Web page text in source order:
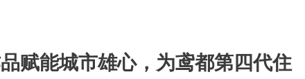
赋能城市雄心，为鸢都第四代住